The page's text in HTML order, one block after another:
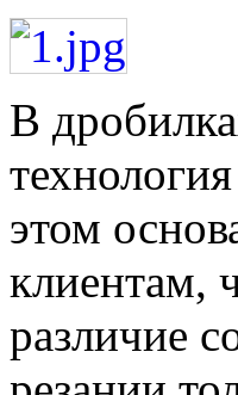
В
этом
клиентам,
различие